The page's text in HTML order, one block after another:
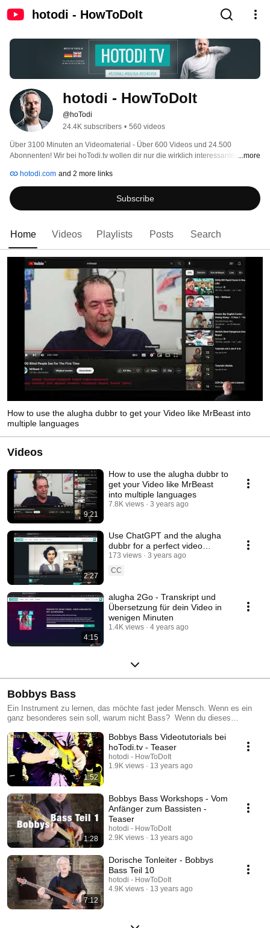
hotodi - HowToDoIt
hotodi - HowToDoIt
@hoTodi
24.4K subscribers • 560 videos
Über 3100 Minuten an Videomaterial - Über 600 Videos und 24.500
Abonnenten! Wir bei hoTodi.tv wollen dir nur die wirklich interessanten
mobile Betriebssysteme oder Geschichte. Ob Fotografie, Videobearbeitung
oder Bildermanipulation, bei hoTodi.tv wirst du fündig werden und immer
etwas neues lernen.
...more
hotodi.com and 2 more links
Subscribe
Home Videos Playlists Posts Search
How to use the alugha dubbr to get your Video like MrBeast into
multiple languages
Videos
9:21
How to use the alugha dubbr to
get your Video like MrBeast
into multiple languages
7.8K views 3 years ago
2:27
Use ChatGPT and the alugha
dubbr for a perfect video
descrption
173 views
3 years ago
CC
4:15
alugha 2Go - Transkript und
Übersetzung für dein Video in
wenigen Minuten
1.4K views 4 years ago
Bobbys Bass
Ein Instrument zu lernen, das möchte fast jeder Mensch. Wenn es ein
ganz besonderes sein soll, warum nicht Bass? Wenn du dieses
den Einstieg ermöglichen. Ralf Bopp ist selbst seit Jahrzehnten als
Bassist unterwegs und unterrichtet angehende Musiker. Er hat unter
anderem auch Publikationen im Bass Professor. Bei Bobbys Bass wirst
du nach und nach an das Instrument herangeführt und lernst auch die
Hintergründe und besondere Techniken kennen.
1:52
Bobbys Bass Videotutorials bei
hoTodi.tv - Teaser
hotodi - HowToDoIt
1.9K views
13 years ago
1:28
Bobbys Bass Workshops - Vom
Anfänger zum Bassisten -
Teaser
hotodi - HowToDoIt
2.9K views
13 years ago
7:12
Dorische Tonleiter - Bobbys
Bass Teil 10
hotodi - HowToDoIt
4.9K views
13 years ago